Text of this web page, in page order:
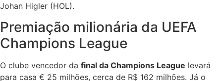
Johan Higler (HOL).
Premiação milionária da UEFA
Champions League
O clube vencedor da final da Champions League levará
para casa € 25 milhões, cerca de R$ 162 milhões. Já o